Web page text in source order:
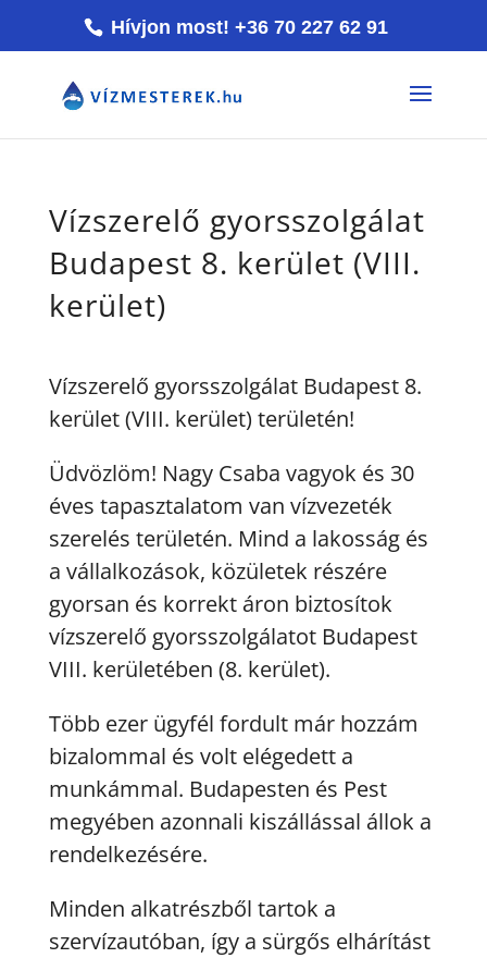
Hívjon most! +36 70 227 62 91
Vízszerelő gyorsszolgálat
Budapest 8. kerület (VIII.
kerület)
Vízszerelő gyorsszolgálat Budapest 8.
kerület (VIII. kerület) területén!
Üdvözlöm! Nagy Csaba vagyok és 30
éves tapasztalatom van vízvezeték
szerelés területén. Mind a lakosság és
a vállalkozások, közületek részére
gyorsan és korrekt áron biztosítok
vízszerelő gyorsszolgálatot Budapest
VIII. kerületében (8. kerület).
Több ezer ügyfél fordult már hozzám
bizalommal és volt elégedett a
munkámmal. Budapesten és Pest
megyében azonnali kiszállással állok a
rendelkezésére.
Minden alkatrészből tartok a
szervízautóban, így a sürgős elhárítást